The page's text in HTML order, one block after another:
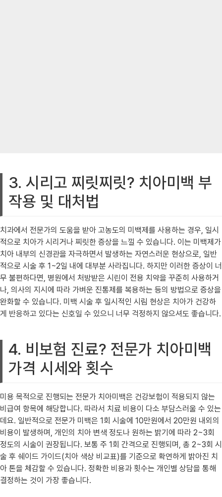
3. 시리고 찌릿찌릿? 치아미백 부
작용 및 대처법
치과에서 전문가의 도움을 받아 고농도의 미백제를 사용하는 경우, 일시
적으로 치아가 시리거나 찌릿한 증상을 느낄 수 있습니다. 이는 미백제가
치아 내부의 신경관을 자극하면서 발생하는 자연스러운 현상으로, 일반
적으로 시술 후 1~2일 내에 대부분 사라집니다. 하지만 이러한 증상이 너
무 불편하다면, 병원에서 처방받은 시린이 전용 치약을 꾸준히 사용하거
나, 의사의 지시에 따라 가벼운 진통제를 복용하는 등의 방법으로 증상을
완화할 수 있습니다. 미백 시술 후 일시적인 시림 현상은 치아가 건강하
게 반응하고 있다는 신호일 수 있으니 너무 걱정하지 않으셔도 좋습니다.
4. 비보험 진료? 전문가 치아미백
가격 시세와 횟수
미용 목적으로 진행되는 전문가 치아미백은 건강보험이 적용되지 않는
비급여 항목에 해당합니다. 따라서 치료 비용이 다소 부담스러울 수 있는
데요. 일반적으로 전문가 미백은 1회 시술에 10만원에서 20만원 내외의
비용이 발생하며, 개인의 치아 변색 정도나 원하는 밝기에 따라 2~3회
정도의 시술이 권장됩니다. 보통 주 1회 간격으로 진행되며, 총 2~3회 시
술 후 쉐이드 가이드(치아 색상 비교표)를 기준으로 확연하게 밝아진 치
아 톤을 체감할 수 있습니다. 정확한 비용과 횟수는 개인별 상담을 통해
결정하는 것이 가장 좋습니다.